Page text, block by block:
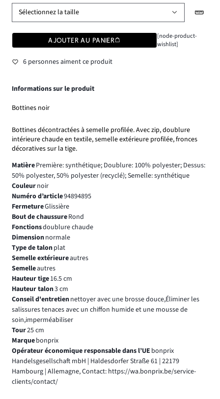
Sélectionnez la taille
AJOUTER AU PANIER
[node-product-
wishlist]
6 personnes aiment ce produit
Informations sur le produit
Bottines noir
Bottines décontractées à semelle profilée. Avec zip, doublure
intérieure chaude en textile, semelle extérieure profilée, fronces
décoratives sur la tige.
MatièrePremière: synthétique; Doublure: 100% polyester; Dessus:
50% polyester, 50% polyester (recyclé); Semelle: synthétique
Couleurnoir
Numéro d’article94894895
FermetureGlissière
Bout de chaussureRond
Fonctionsdoublure chaude
Dimensionnormale
Type de talonplat
Semelle extérieureautres
Semelleautres
Hauteur tige16.5 cm
Hauteur talon3 cm
Conseil d'entretiennettoyer avec une brosse douce,Éliminer les
salissures tenaces avec un chiffon humide et une mousse de
soin,imperméabiliser
Tour25 cm
Marquebonprix
Opérateur économique responsable dans l’UE bonprix
Handelsgesellschaft mbH | Haldesdorfer Straße 61 | 22179
Hambourg | Allemagne, Contact: https://wa.bonprix.be/service-
clients/contact/